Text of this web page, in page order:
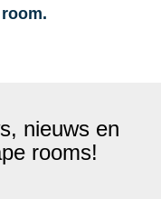
nieuws en
rooms!